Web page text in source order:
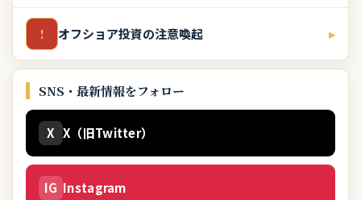
! オフショア投資の注意喚起 ▸
SNS・最新情報をフォロー
X X（旧Twitter）
IG Instagram